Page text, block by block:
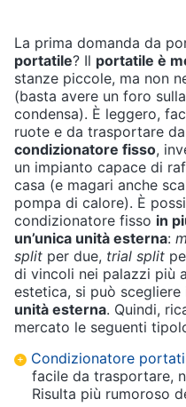
Salute
e
igiene
Beauty
Giocattoli
Prima
infanzia
Fotografia
Casalinghi
La prima domanda da
portatile? Il portatile è
stanze piccole, ma non
(basta avere un foro
condensa). È leggero,
ruote e da trasportare da
condizionatore fisso,
un impianto capace di
casa (e magari anche
pompa di calore). È
condizionatore fisso in
un’unica unità esterna:
split per due, trial split
di vincoli nei palazzi più
estetica, si può scegliere
unità esterna. Quindi,
mercato le seguenti
Condizionatore
facile da trasportare,
Risulta più rumoroso